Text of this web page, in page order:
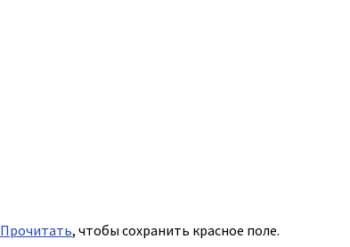
Прочитать, чтобы сохранить красное поле.